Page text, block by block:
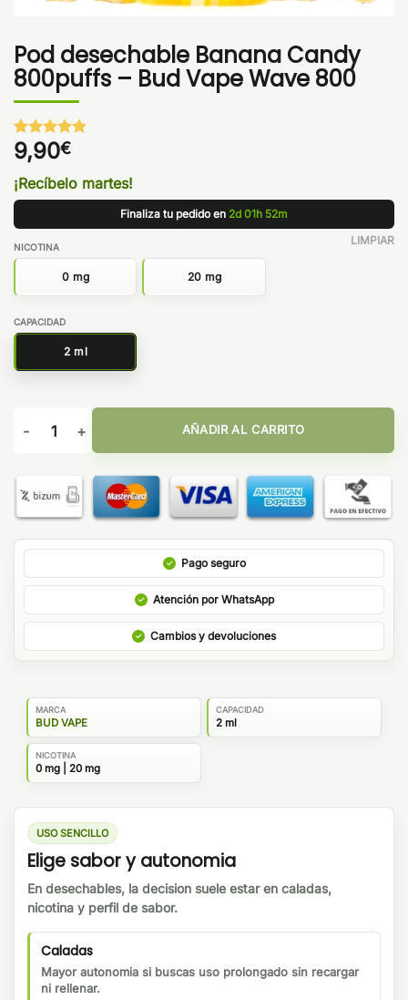
Pod desechable Banana Candy
800puffs – Bud Vape Wave 800
Valorado
con5 de 5
en base a
1
valoración
de un
9,90€
¡Recíbelo martes!
Finaliza tu pedido en 2d 01h 52m
NICOTINA
0 mg 20 mg
CAPACIDAD
2 ml
LIMPIAR
Pod desechable Banana Candy 800puffs - Bud Vape Wave
AÑADIR AL CARRITO
Pago seguro
Atención por WhatsApp
Cambios y devoluciones
MARCA
BUD VAPE
CAPACIDAD
2 ml
NICOTINA
0 mg | 20 mg
USO SENCILLO
Elige sabor y autonomia
En desechables, la decision suele estar en caladas,
nicotina y perfil de sabor.
Caladas
Mayor autonomia si buscas uso prolongado sin recargar
ni rellenar.